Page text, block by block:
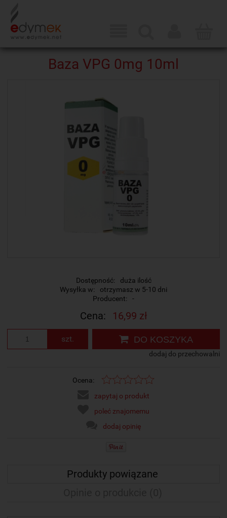
Baza VPG 0mg 10ml
Dostępność:
duża ilość
Wysyłka w:
otrzymasz w 5-10 dni
Producent:
-
Cena: 16,99 zł
szt. DO KOSZYKA
dodaj do przechowalni
Ocena:
zapytaj o produkt
poleć znajomemu
dodaj opinię
Produkty powiązane